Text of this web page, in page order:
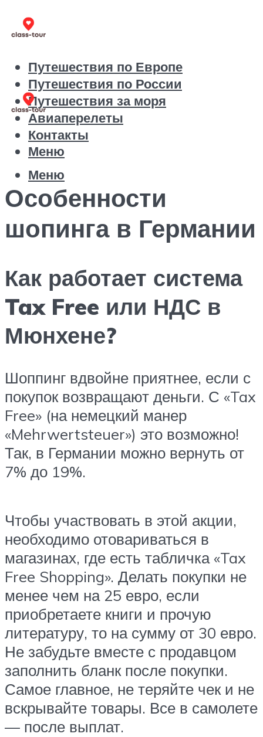
Путешествия по Европе
Путешествия по России
Путешествия за моря
Авиаперелеты
Контакты
Меню
Меню
Особенности
шопинга в Германии
Как работает система
Tax Free или НДС в
Мюнхене?
Шоппинг вдвойне приятнее, если с
покупок возвращают деньги. С «Tax
Free» (на немецкий манер
«Mehrwertsteuer») это возможно!
Так, в Германии можно вернуть от
7% до 19%.
Чтобы участвовать в этой акции,
необходимо отовариваться в
магазинах, где есть табличка «Tax
Free Shopping». Делать покупки не
менее чем на 25 евро, если
приобретаете книги и прочую
литературу, то на сумму от 30 евро.
Не забудьте вместе с продавцом
заполнить бланк после покупки.
Самое главное, не теряйте чек и не
вскрывайте товары. Все в самолете
— после выплат.